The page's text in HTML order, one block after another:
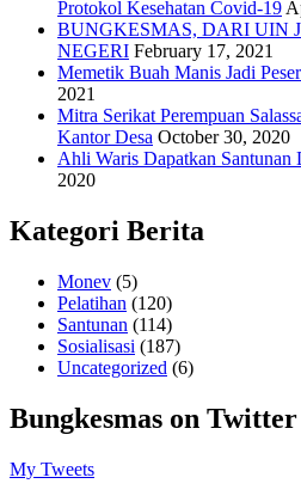
Protokol Kesehatan Covid-19
BUNGKESMAS, DARI UIN
NEGERI February 17, 2021
Memetik Buah Manis Jadi
2021
Mitra Serikat Perempuan
Kantor Desa October 30, 2020
Ahli Waris Dapatkan Santunan
2020
Kategori Berita
Monev (5)
Pelatihan (120)
Santunan (114)
Sosialisasi (187)
Uncategorized (6)
Bungkesmas on Twitter
My Tweets